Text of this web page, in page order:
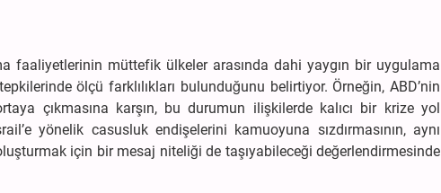
faaliyetlerinin müttefik ülkeler arasında dahi yaygın bir uygulama
ölçü farklılıkları bulunduğunu belirtiyor. Örneğin, ABD’nin
çıkmasına karşın, bu durumun ilişkilerde kalıcı bir krize yol
yönelik casusluk endişelerini kamuoyuna sızdırmasının, aynı
için bir mesaj niteliği de taşıyabileceği değerlendirmesinde